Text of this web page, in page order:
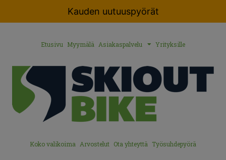
Kauden uutuuspyörät
Etusivu Myymälä Asiakaspalvelu Yrityksille
Koko valikoima Arvostelut Ota yhteyttä Työsuhdepyörä